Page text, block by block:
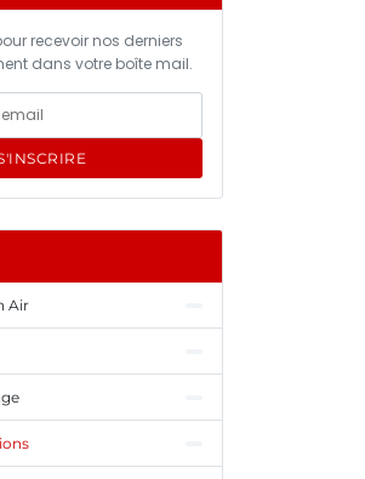
recevoir nos derniers
dans votre boîte mail.
Air